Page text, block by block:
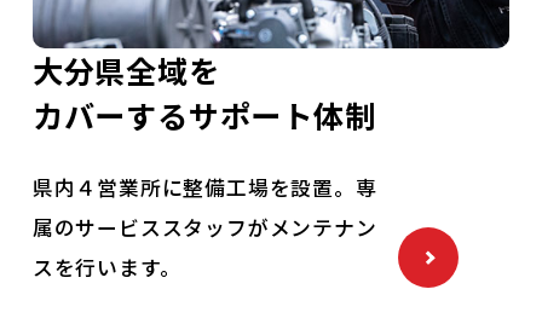
大分県全域を
カバーするサポート体制
県内４営業所に整備工場を設置。専
属のサービススタッフがメンテナン
スを行います。